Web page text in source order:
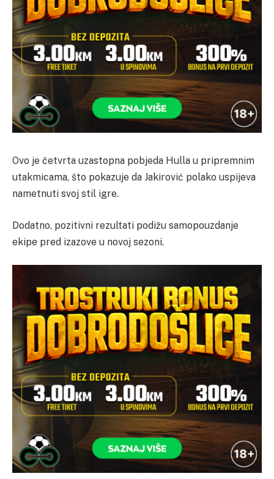
Ovo je četvrta uzastopna pobjeda Hulla u pripremnim
utakmicama, što pokazuje da Jakirović polako uspijeva
nametnuti svoj stil igre.
Dodatno, pozitivni rezultati podižu samopouzdanje
ekipe pred izazove u novoj sezoni.